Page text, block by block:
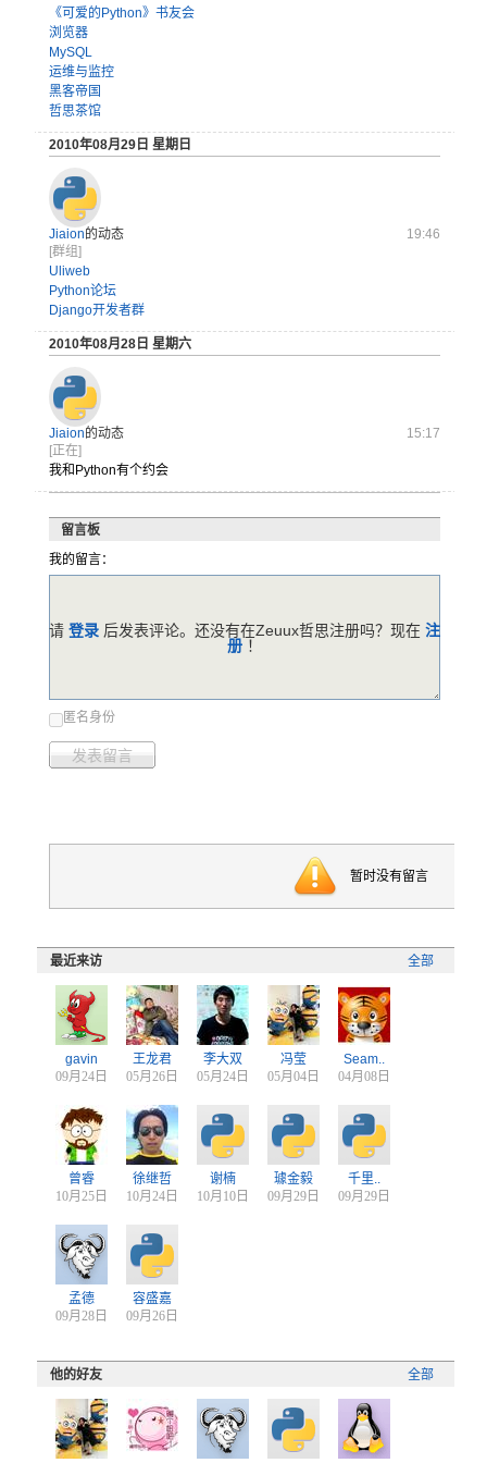
《可爱的Python》书友会
浏览器
MySQL
运维与监控
黑客帝国
哲思茶馆
2010年08月29日 星期日
Jiaion的动态
19:46
[群组]
Uliweb
Python论坛
Django开发者群
2010年08月28日 星期六
Jiaion的动态
15:17
[正在]
我和Python有个约会
留言板
我的留言：
匿名身份
发表留言
请 登录 后发表评论。还没有在Zeuux哲思注册吗？现在 注
册 ！
暂时没有留言
全部
最近来访
gavin
09月24日
王龙君
05月26日
李大双
05月24日
冯莹
05月04日
Seam..
04月08日
曾睿
10月25日
徐继哲
10月24日
谢楠
10月10日
璩金毅
09月29日
千里..
09月29日
孟德
09月28日
容盛嘉
09月26日
全部
他的好友